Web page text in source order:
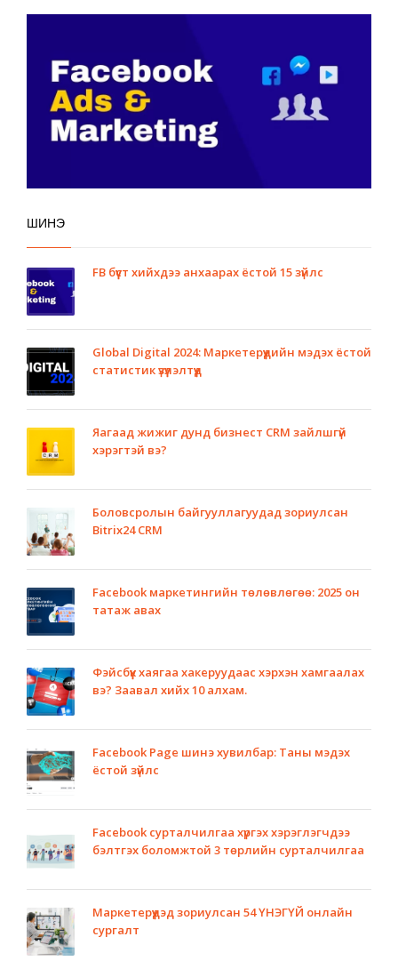
ШИНЭ
FB бүүст хийхдээ анхаарах ёстой 15 зүйлс
Global Digital 2024: Маркетерүүдийн мэдэх ёстой
статистик үзүүлэлтүүд
Яагаад жижиг дунд бизнест CRM зайлшгүй
хэрэгтэй вэ?
Боловсролын байгууллагуудад зориулсан
Bitrix24 CRM
Facebook маркетингийн төлөвлөгөө: 2025 он
татаж авах
Фэйсбүүк хаягаа хакеруудаас хэрхэн хамгаалах
вэ? Заавал хийх 10 алхам.
Facebook Page шинэ хувилбар: Таны мэдэх
ёстой зүйлс
Facebook сурталчилгаа хүргэх хэрэглэгчдээ
бэлтгэх боломжтой 3 төрлийн сурталчилгаа
Маркетерүүдэд зориулсан 54 ҮНЭГҮЙ онлайн
сургалт